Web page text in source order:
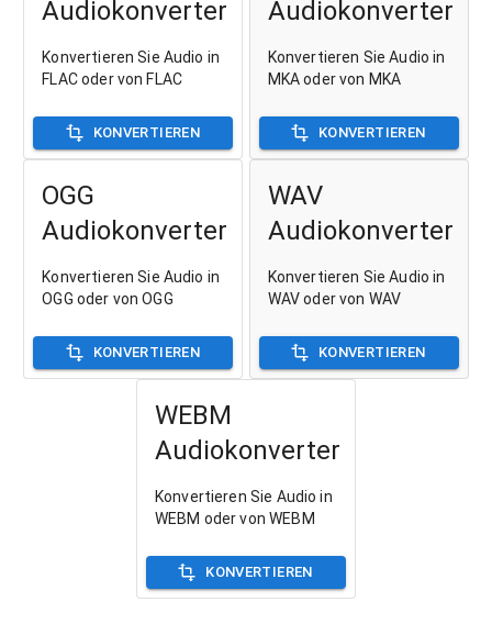
Audiokonverter
Konvertieren Sie Audio in
FLAC oder von FLAC
KONVERTIEREN
Audiokonverter
Konvertieren Sie Audio in
MKA oder von MKA
KONVERTIEREN
OGG
Audiokonverter
Konvertieren Sie Audio in
OGG oder von OGG
KONVERTIEREN
WAV
Audiokonverter
Konvertieren Sie Audio in
WAV oder von WAV
KONVERTIEREN
WEBM
Audiokonverter
Konvertieren Sie Audio in
WEBM oder von WEBM
KONVERTIEREN